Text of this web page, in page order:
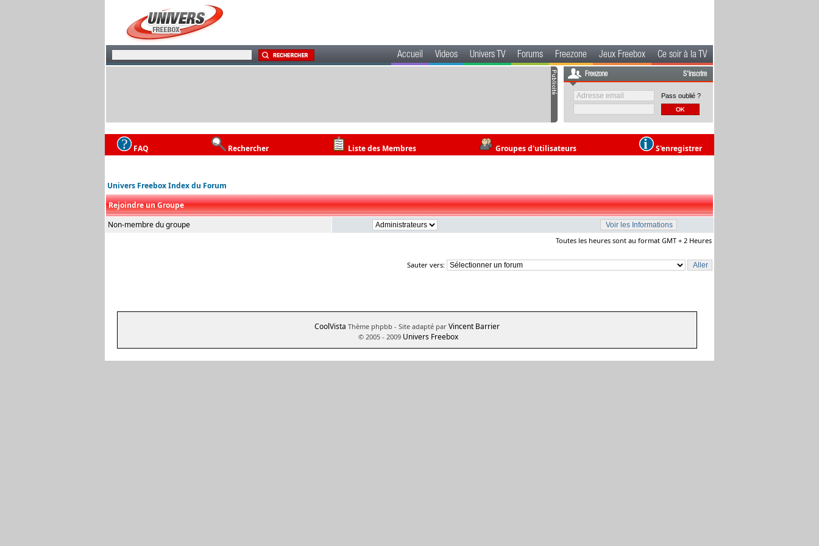
Accueil Videos Univers TV Forums Freezone Jeux Freebox Ce soir à la TV
Freezone S'inscrire
Pass oublié ?
FAQ Rechercher Liste des Membres Groupes d'utilisateurs S'enregistrer
Univers Freebox Index du Forum
Rejoindre un Groupe
Non-membre du groupe
Toutes les heures sont au format GMT + 2 Heures
Sauter vers:
CoolVista Thème phpbb - Site adapté par Vincent Barrier
© 2005 - 2009 Univers Freebox